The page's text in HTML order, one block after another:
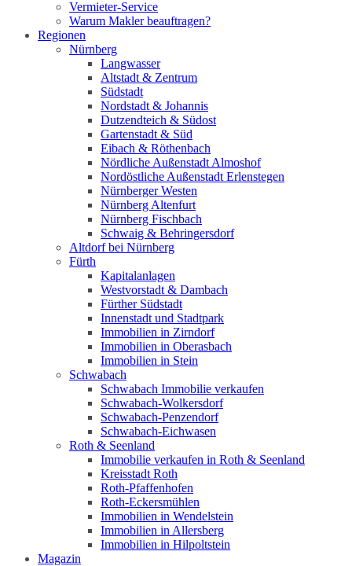
Vermieter-Service
Warum Makler beauftragen?
Regionen
Nürnberg
Langwasser
Altstadt & Zentrum
Südstadt
Nordstadt & Johannis
Dutzendteich & Südost
Gartenstadt & Süd
Eibach & Röthenbach
Nördliche Außenstadt Almoshof
Nordöstliche Außenstadt Erlenstegen
Nürnberger Westen
Nürnberg Altenfurt
Nürnberg Fischbach
Schwaig & Behringersdorf
Altdorf bei Nürnberg
Fürth
Kapitalanlagen
Westvorstadt & Dambach
Fürther Südstadt
Innenstadt und Stadtpark
Immobilien in Zirndorf
Immobilien in Oberasbach
Immobilien in Stein
Schwabach
Schwabach Immobilie verkaufen
Schwabach-Wolkersdorf
Schwabach-Penzendorf
Schwabach-Eichwasen
Roth & Seenland
Immobilie verkaufen in Roth & Seenland
Kreisstadt Roth
Roth-Pfaffenhofen
Roth-Eckersmühlen
Immobilien in Wendelstein
Immobilien in Allersberg
Immobilien in Hilpoltstein
Magazin